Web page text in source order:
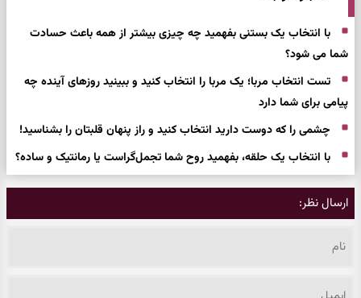
با انتخاب یک بستنی بفهمید چه چیزی بیشتر از همه باعث حسادت
شما می شود؟
تست انتخاب مربا؛ یک مربا را انتخاب کنید و ببینید روزهای آینده چه
پیامی برای شما دارد
چشمی را که دوست دارید انتخاب کنید و راز پنهان قلبتان را بشناسید!
با انتخاب یک حلقه، بفهمید روح شما تجمل‌گراست یا رمانتیک و ساده؟
ارسال نظر: